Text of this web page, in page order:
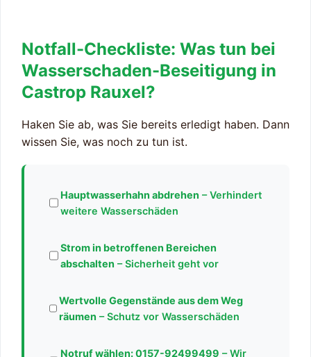
Notfall-Checkliste: Was tun bei
Wasserschaden-Beseitigung in
Castrop Rauxel?
Haken Sie ab, was Sie bereits erledigt haben. Dann
wissen Sie, was noch zu tun ist.
Hauptwasserhahn abdrehen – Verhindert
weitere Wasserschäden
Strom in betroffenen Bereichen
abschalten – Sicherheit geht vor
Wertvolle Gegenstände aus dem Weg
räumen – Schutz vor Wasserschäden
Notruf wählen:0157-92499499 – Wir